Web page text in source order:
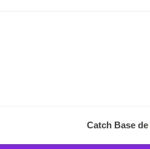
Catch Base de